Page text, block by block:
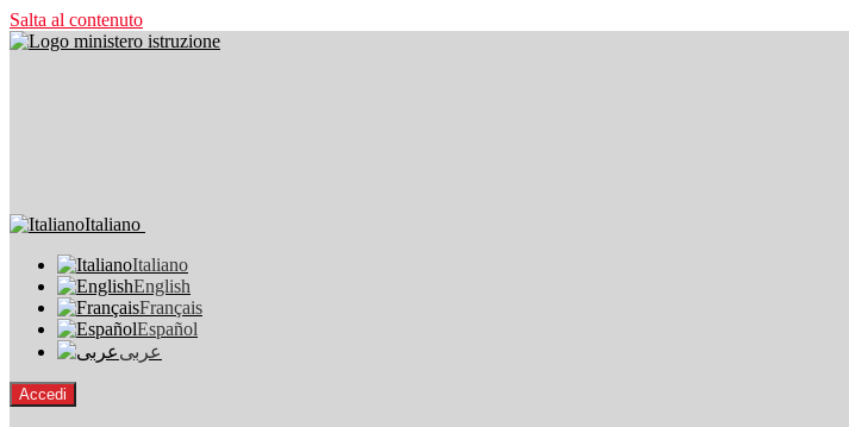
Salta al contenuto
Italiano
Italiano
English
Français
Español
عربى
Accedi